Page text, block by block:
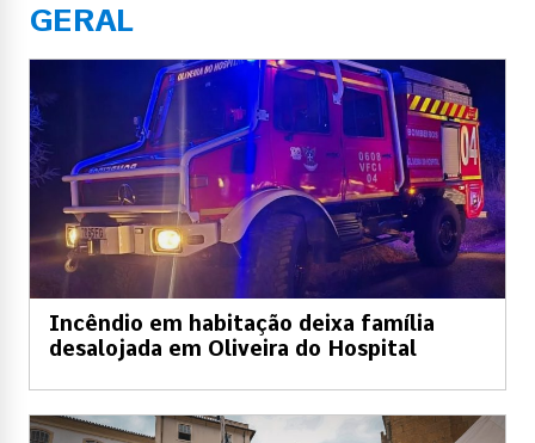
GERAL
Incêndio em habitação deixa família
desalojada em Oliveira do Hospital